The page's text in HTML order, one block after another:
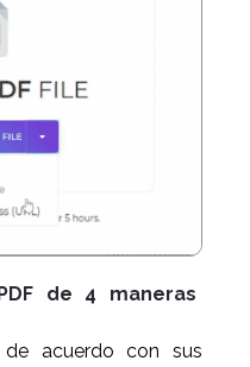
de 4 maneras
de acuerdo con sus